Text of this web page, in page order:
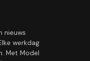
nieuws
werkdag
Met Model